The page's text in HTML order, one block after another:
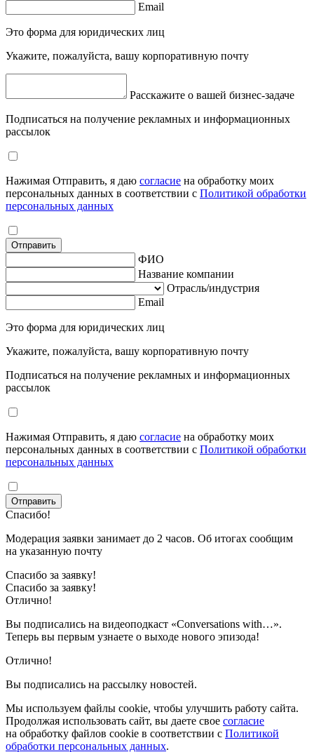
Email
Это форма для юридических лиц
Укажите, пожалуйста, вашу корпоративную почту
Расскажите о вашей бизнес-задаче
Подписаться на получение рекламных и информационных
рассылок
Нажимая Отправить, я даю согласие на обработку моих
персональных данных в соответствии с Политикой обработки
персональных данных
Отправить
ФИО
Название компании
Отрасль/индустрия
Email
Это форма для юридических лиц
Укажите, пожалуйста, вашу корпоративную почту
Подписаться на получение рекламных и информационных
рассылок
Нажимая Отправить, я даю согласие на обработку моих
персональных данных в соответствии с Политикой обработки
персональных данных
Отправить
Спасибо!
Модерация заявки занимает до 2 часов. Об итогах сообщим
на указанную почту
Спасибо за заявку!
Спасибо за заявку!
Отлично!
Вы подписались на видеоподкаст «Conversations with…».
Теперь вы первым узнаете о выходе нового эпизода!
Отлично!
Вы подписались на рассылку новостей.
Мы используем файлы cookie, чтобы улучшить работу сайта.
Продолжая использовать сайт, вы даете свое согласие
на обработку файлов cookie в соответствии с Политикой
обработки персональных данных.